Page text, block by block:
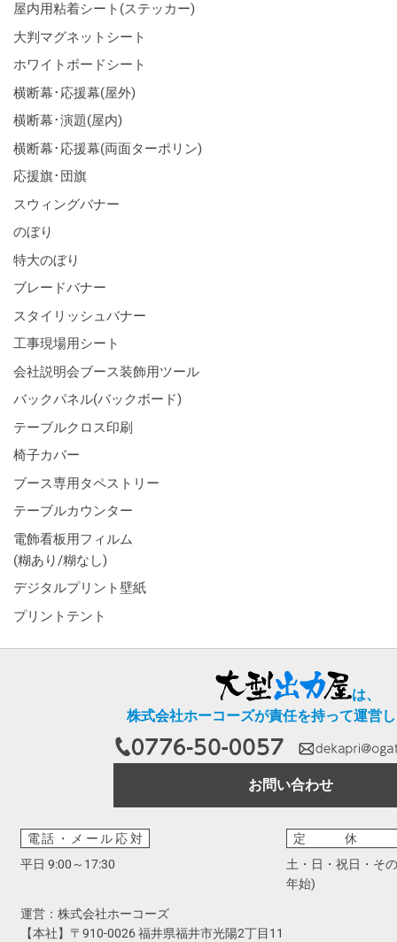
屋内用粘着シート(ステッカー)
大判マグネットシート
ホワイトボードシート
横断幕･応援幕(屋外)
横断幕･演題(屋内)
横断幕･応援幕(両面ターポリン)
応援旗･団旗
スウィングバナー
のぼり
特大のぼり
ブレードバナー
スタイリッシュバナー
工事現場用シート
会社説明会ブース装飾用ツール
バックパネル(バックボード)
テーブルクロス印刷
椅子カバー
ブース専用タペストリー
テーブルカウンター
電飾看板用フィルム
(糊あり/糊なし)
デジタルプリント壁紙
プリントテント
は、
株式会社ホーコーズが責任を持って運営
お問い合わせ
電話・メール応対
平日 9:00～17:30
定休
土・日・祝日・そ
年始)
運営：株式会社ホーコーズ
【本社】〒910-0026 福井県福井市光陽2丁目11